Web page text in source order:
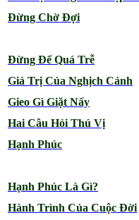
Đừng Chờ Đợi
Đừng Để Quá Trễ
Giá Trị Của Nghịch Cảnh
Gieo Gì Giặt Nấy
Hai Câu Hỏi Thú Vị
Hạnh Phúc
Hạnh Phúc Là Gì?
Hành Trình Của Cuộc Đời